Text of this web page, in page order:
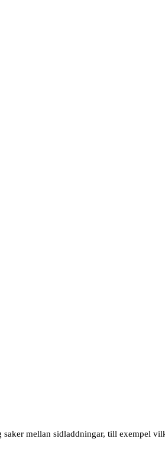
mellan sidladdningar, till exempel